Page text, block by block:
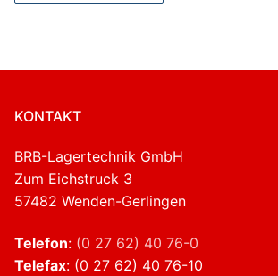
KONTAKT
BRB-Lagertechnik GmbH
Zum Eichstruck 3
57482 Wenden-Gerlingen
Telefon: (0 27 62) 40 76-0
Telefax: (0 27 62) 40 76-10